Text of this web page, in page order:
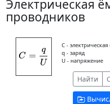
Электрическая
проводников
C = \frac{q}{U}
C =
U
q
C - электрическая
q - заряд
U - напряжение
Найти C